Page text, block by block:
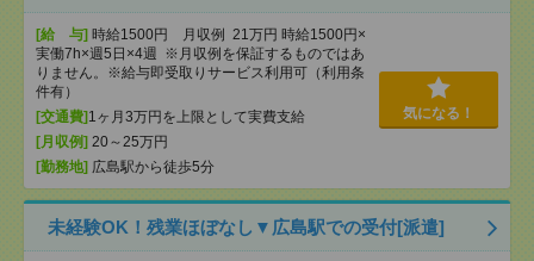
[給 与] 時給1500円 月収例 21万円 時給1500円×
実働7h×週5日×4週 ※月収例を保証するものではあ
りません。※給与即受取りサービス利用可（利用条
件有）
[交通費] 1ヶ月3万円を上限として実費支給
[月収例] 20～25万円
[勤務地] 広島駅から徒歩5分
気になる！
未経験OK！残業ほぼなし▼広島駅での受付[派遣]